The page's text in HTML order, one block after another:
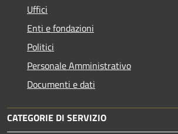
Uffici
Enti e fondazioni
Politici
Personale Amministrativo
Documenti e dati
CATEGORIE DI SERVIZIO